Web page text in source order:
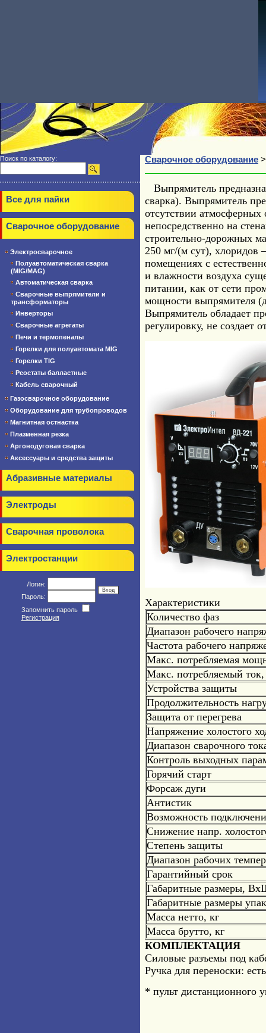
Поиск по каталогу:
Все для пайки
Сварочное оборудование
Электросварочное
Полуавтоматическая сварка
(MIG/MAG)
Автоматическая сварка
Сварочные выпрямители и
трансформаторы
Инверторы
Сварочные агрегаты
Печи и термопеналы
Горелки для полуавтомата MIG
Горелки TIG
Реостаты балластные
Кабель сварочный
Газосварочное оборудование
Оборудование для трубопроводов
Магнитная остнастка
Плазменная резка
Аргонодуговая сварка
Аксессуары и средства защиты
Абразивные материалы
Электроды
Сварочная проволока
Электростанции
Логин:
Пароль:
Запомнить пароль
Регистрация
Сварочное оборудование
Выпрямитель
сварка). Выпрямитель
отсутствии атмосферных
непосредственно на
строительно-дорожных
250 мг/(м сут), хлоридов
помещениях с
и влажности воздуха
питании, как от сети
мощности выпрямителя
Выпрямитель обладает
регулировку, не создает
Характеристики
Количество фаз
Диапазон рабочего
Частота рабочего
Макс. потребляемая
Макс. потребляемый
Устройства защиты
Продолжительность
Защита от перегрева
Напряжение холостого
Диапазон сварочного
Контроль выходных
Горячий старт
Форсаж дуги
Антистик
Возможность
Снижение напр.
Степень защиты
Диапазон рабочих
Гарантийный срок
Габаритные размеры,
Габаритные размеры
Масса нетто, кг
Масса брутто, кг
КОМПЛЕКТАЦИЯ
Силовые разъемы под
Ручка для переноски: есть
* пульт дистанционного